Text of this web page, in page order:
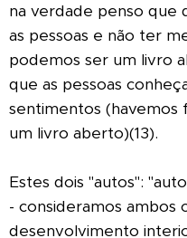
na verdade penso que
as pessoas e não ter
podemos ser um livro
que as pessoas
sentimentos (havemos
um livro aberto)(13).
Estes dois "autos":
- consideramos ambos
desenvolvimento